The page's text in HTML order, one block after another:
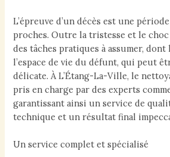
L’épreuve d’un décès est une
proches. Outre la tristesse et le
des tâches pratiques à assumer, dont
l’espace de vie du défunt, qui peut
délicate. À L’Étang-La-Ville, le
pris en charge par des experts
garantissant ainsi un service de
technique et un résultat final
Un service complet et spécialisé